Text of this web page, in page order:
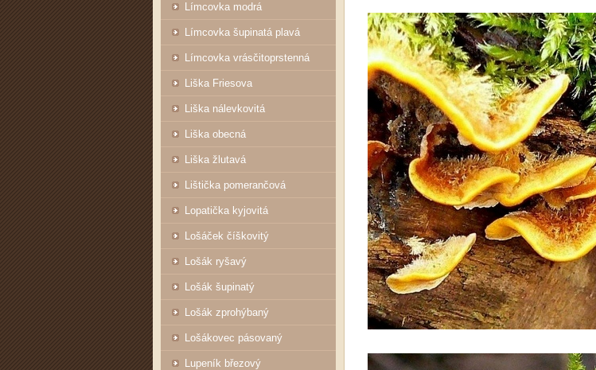
Límcovka modrá
Límcovka šupinatá plavá
Límcovka vrásčitoprstenná
Liška Friesova
Liška nálevkovitá
Liška obecná
Liška žlutavá
Lištička pomerančová
Lopatička kyjovitá
Lošáček číškovitý
Lošák ryšavý
Lošák šupinatý
Lošák zprohýbaný
Lošákovec pásovaný
Lupeník březový